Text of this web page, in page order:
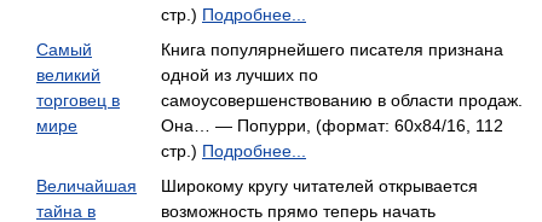
стр.) Подробнее...
Самый
великий
торговец в
мире
Книга популярнейшего писателя признана
одной из лучших по
самоусовершенствованию в области продаж.
Она… — Попурри, (формат: 60x84/16, 112
стр.) Подробнее...
Величайшая
тайна в
Широкому кругу читателей открывается
возможность прямо теперь начать